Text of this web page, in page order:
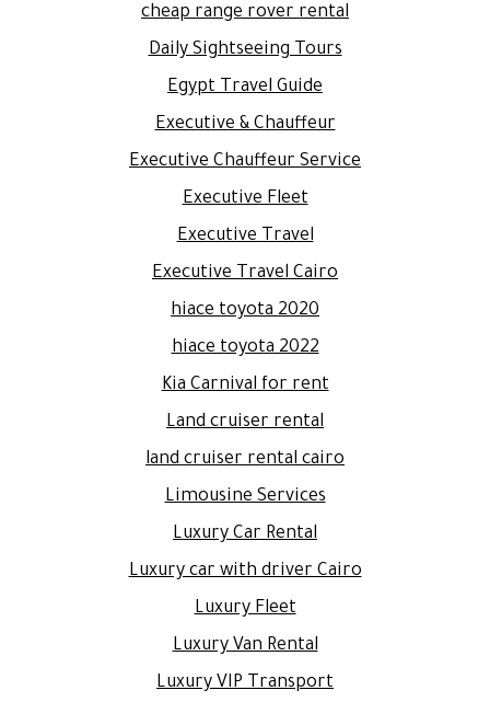
cheap range rover rental
Daily Sightseeing Tours
Egypt Travel Guide
Executive & Chauffeur
Executive Chauffeur Service
Executive Fleet
Executive Travel
Executive Travel Cairo
hiace toyota 2020
hiace toyota 2022
Kia Carnival for rent
Land cruiser rental
land cruiser rental cairo
Limousine Services
Luxury Car Rental
Luxury car with driver Cairo
Luxury Fleet
Luxury Van Rental
Luxury VIP Transport